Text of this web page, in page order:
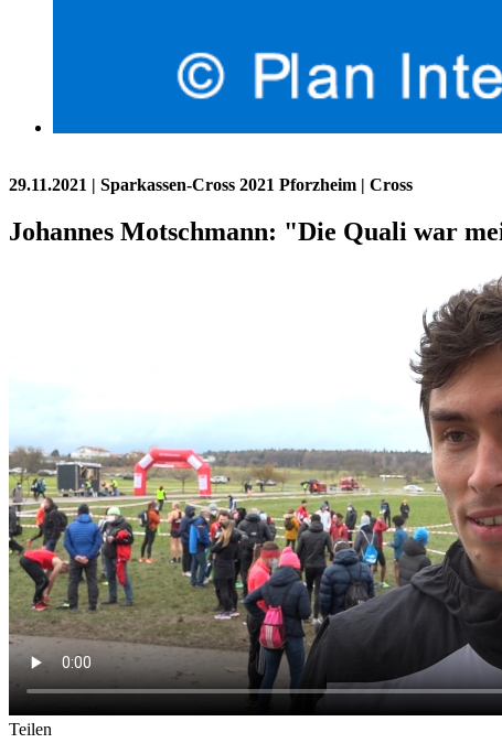
29.11.2021 | Sparkassen-Cross 2021 Pforzheim | Cross
Johannes Motschmann: "Die Quali war
Teilen